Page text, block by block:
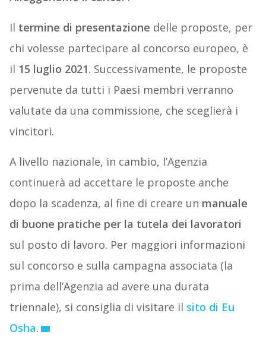
Il termine di presentazione delle proposte, per
chi volesse partecipare al concorso europeo, è
il 15 luglio 2021. Successivamente, le proposte
pervenute da tutti i Paesi membri verranno
valutate da una commissione, che sceglierà i
vincitori.
A livello nazionale, in cambio, l’Agenzia
continuerà ad accettare le proposte anche
dopo la scadenza, al fine di creare un manuale
di buone pratiche per la tutela dei lavoratori
sul posto di lavoro. Per maggiori informazioni
sul concorso e sulla campagna associata (la
prima dell’Agenzia ad avere una durata
triennale), si consiglia di visitare il sito di Eu
Osha.